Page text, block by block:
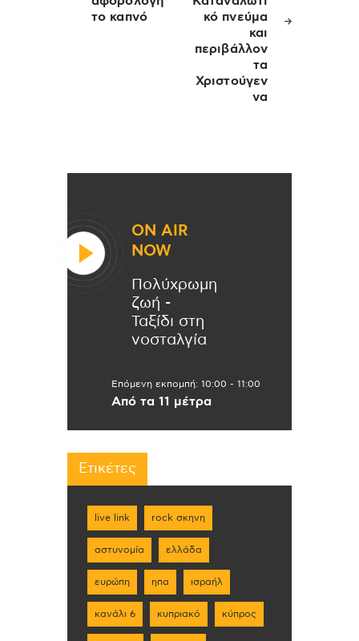
το καπνό
κό πνεύμα
και
περιβάλλον
τα
Χριστούγεν
να
ON AIR
NOW
Πολύχρωμη
ζωή -
Ταξίδι στη
νοσταλγία
Επόμενη εκπομπή: 10:00 - 11:00
Από τα 11 μέτρα
Ετικέτες
live link rock σκηνη
αστυνομία ελλάδα
ευρώπη ηπα ισραήλ
κανάλι 6 κυπριακό κύπρος